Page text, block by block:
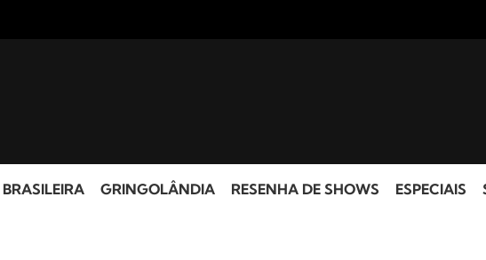
GRINGOLÂNDIA RESENHA DE SHOWS ESPECIAIS